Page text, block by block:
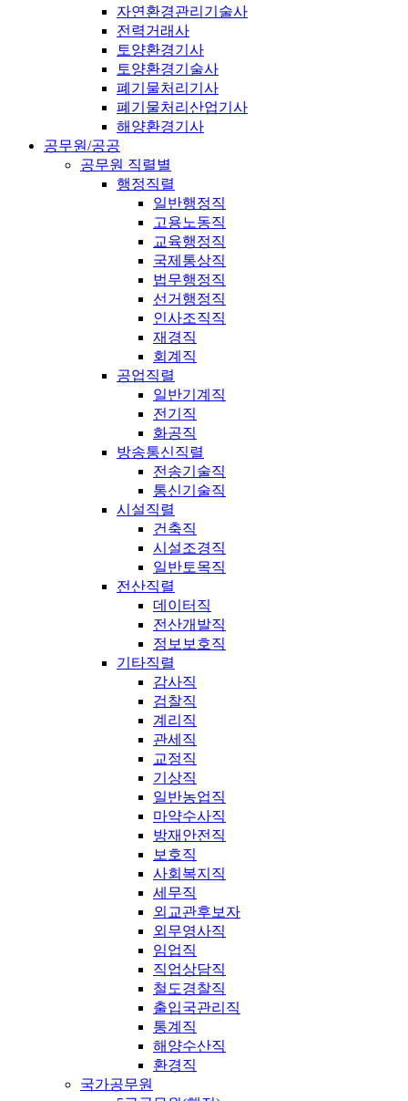
자연환경관리기술사
전력거래사
토양환경기사
토양환경기술사
폐기물처리기사
폐기물처리산업기사
해양환경기사
공무원/공공
공무원 직렬별
행정직렬
일반행정직
고용노동직
교육행정직
국제통상직
법무행정직
선거행정직
인사조직직
재경직
회계직
공업직렬
일반기계직
전기직
화공직
방송통신직렬
전송기술직
통신기술직
시설직렬
건축직
시설조경직
일반토목직
전산직렬
데이터직
전산개발직
정보보호직
기타직렬
감사직
검찰직
계리직
관세직
교정직
기상직
일반농업직
마약수사직
방재안전직
보호직
사회복지직
세무직
외교관후보자
외무영사직
임업직
직업상담직
철도경찰직
출입국관리직
통계직
해양수산직
환경직
국가공무원